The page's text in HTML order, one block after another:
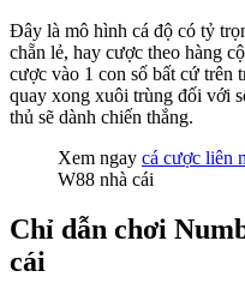
Đây là mô hình cá độ có tỷ
chẵn lẻ, hay cược theo hàng
cược vào 1 con số bất cứ trên
quay xong xuôi trùng đối với
thủ sẽ dành chiến thắng.
Xem ngay cá cược liên
W88 nhà cái
Chỉ dẫn chơi
cái